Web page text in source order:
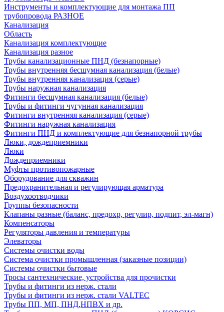
Инструменты и комплектующие для монтажа ПП
трубопровода РАЗНОЕ
Канализация
Область
Канализация комплектующие
Канализация разное
Трубы канализационные ПНД (безнапорные)
Трубы внутренняя бесшумная канализация (белые)
Трубы внутренняя канализация (серые)
Трубы наружная канализация
Фитинги бесшумная канализация (белые)
Трубы и фитинги чугунная канализация
Фитинги внутренняя канализация (серые)
Фитинги наружная канализация
Фитинги ПНД и комплектующие для безнапорной трубы
Люки, дождеприемники
Люки
Дождеприемники
Муфты противопожарные
Оборудование для скважин
Предохранительная и регулирующая арматура
Воздухоотводчики
Группы безопасности
Клапаны разные (баланс, предохр, регулир, подпит, эл-магн)
Компенсаторы
Регуляторы давления и температуры
Элеваторы
Системы очистки воды
Система очистки промышленная (заказные позиции)
Системы очистки бытовые
Тросы сантехнические, устройства для прочистки
Трубы и фитинги из нерж. стали
Трубы и фитинги из нерж. стали VALTEC
Трубы ПП, МП, ПНД,НПВХ и др.